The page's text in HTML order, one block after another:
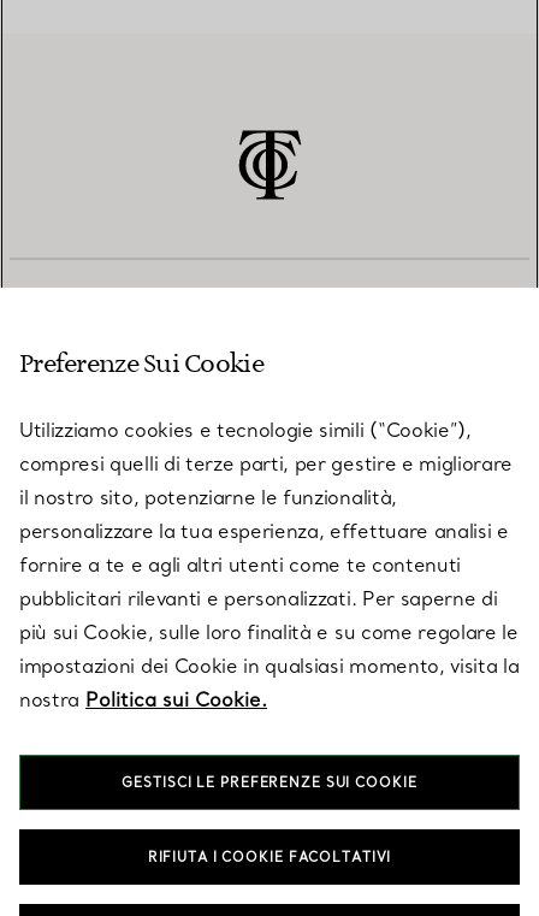
SU TIFFANY & CO.
LEGALE
SEGUICI
T&Co. 2026
Preferenze Sui Cookie
Utilizziamo cookies e tecnologie simili (“Cookie”),
compresi quelli di terze parti, per gestire e migliorare
il nostro sito, potenziarne le funzionalità,
personalizzare la tua esperienza, effettuare analisi e
fornire a te e agli altri utenti come te contenuti
pubblicitari rilevanti e personalizzati. Per saperne di
più sui Cookie, sulle loro finalità e su come regolare le
impostazioni dei Cookie in qualsiasi momento, visita la
nostra Politica sui Cookie.
GESTISCI LE PREFERENZE SUI COOKIE
RIFIUTA I COOKIE FACOLTATIVI